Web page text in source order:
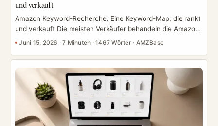
und verkauft
Amazon Keyword-Recherche: Eine Keyword-Map, die rankt
und verkauft Die meisten Verkäufer behandeln die Amazon
Keyword-Recherche wie eine einmalige Schnitzeljagd: ein
höchsten Suchvolumen in den Titel kopieren und
weitermachen. Dieser Ansatz verschenkt Umsatz.
Keywords sind das Fundament sowohl Ihres organischen
Rankings als auch Ihres bezahlten Traffics, und das Ziel ist
nicht, die meisten Wörter zu sammeln – es geht darum, eine
strukturierte Keyword-Map aufzubauen, die Ihnen genau
sagt, wohin jeder Begriff gehört und warum. ...
Juni 15, 2026 ·7 Minuten ·1467 Wörter· AMZBase